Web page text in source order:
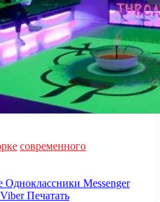
современного
Одноклассники Messenger
Viber Печатать